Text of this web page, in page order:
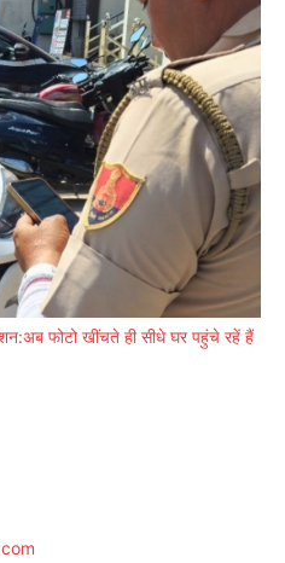
फोटो खींचते ही सीधे घर पहुंचे रहें हैं